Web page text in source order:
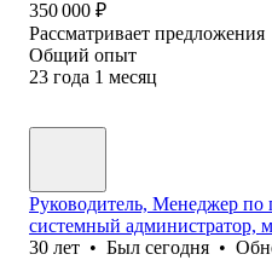
350 000 ₽
Рассматривает предложения
Общий опыт
23 года 1 месяц
Руководитель, Менеджер по
системный администратор,
30 лет • Был сегодня •